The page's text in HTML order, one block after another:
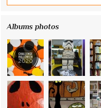
Albums photos